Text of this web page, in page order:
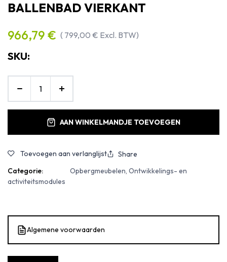
BALLENBAD VIERKANT
966,79 € ( 799,00 € Excl. BTW)
SKU:
AAN WINKELMANDJE TOEVOEGEN
Toevoegen aan verlanglijst
Share
Categorie:
Opbergmeubelen, Ontwikkelings- en
activiteitsmodules
Algemene voorwaarden